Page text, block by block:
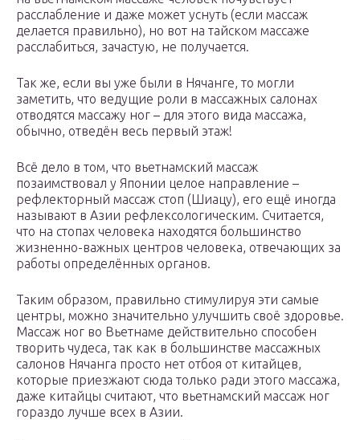
расслабление и даже может уснуть (если массаж
делается правильно), но вот на тайском массаже
расслабиться, зачастую, не получается.
Так же, если вы уже были в Нячанге, то могли
заметить, что ведущие роли в массажных салонах
отводятся массажу ног – для этого вида массажа,
обычно, отведён весь первый этаж!
Всё дело в том, что вьетнамский массаж
позаимствовал у Японии целое направление –
рефлекторный массаж стоп (Шиацу), его ещё иногда
называют в Азии рефлексологическим. Считается,
что на стопах человека находятся большинство
жизненно-важных центров человека, отвечающих за
работы определённых органов.
Таким образом, правильно стимулируя эти самые
центры, можно значительно улучшить своё здоровье.
Массаж ног во Вьетнаме действительно способен
творить чудеса, так как в большинстве массажных
салонов Нячанга просто нет отбоя от китайцев,
которые приезжают сюда только ради этого массажа,
даже китайцы считают, что вьетнамский массаж ног
гораздо лучше всех в Азии.